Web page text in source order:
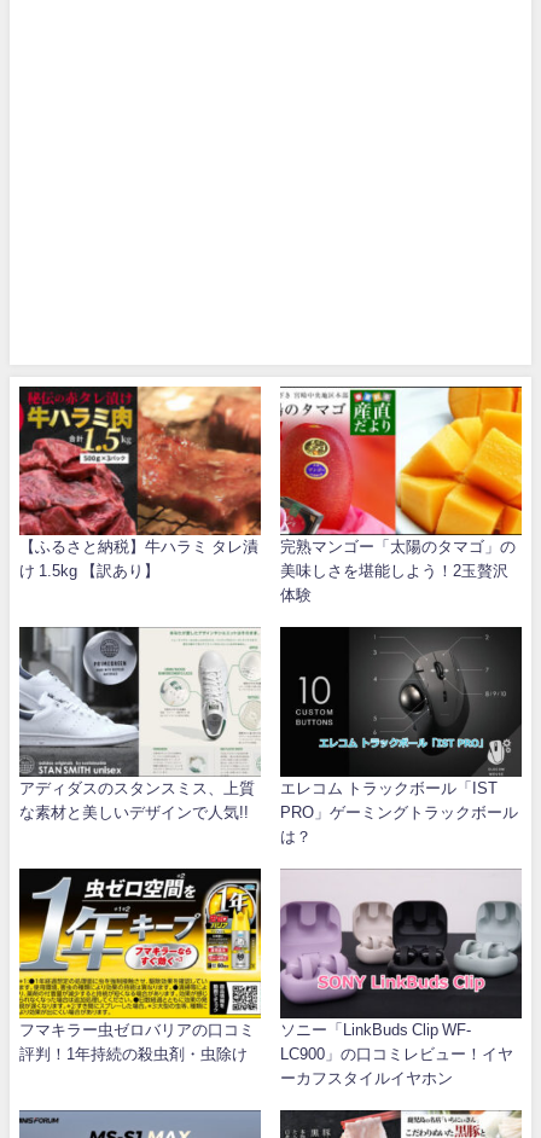
【ふるさと納税】牛ハラミ タレ漬
け 1.5kg 【訳あり】
完熟マンゴー「太陽のタマゴ」の
美味しさを堪能しよう！2玉贅沢
体験
アディダスのスタンスミス、上質
な素材と美しいデザインで人気!!
エレコム トラックボール「IST
PRO」ゲーミングトラックボール
は？
フマキラー虫ゼロバリアの口コミ
評判！1年持続の殺虫剤・虫除け
ソニー「LinkBuds Clip WF-
LC900」の口コミレビュー！イヤ
ーカフスタイルイヤホン